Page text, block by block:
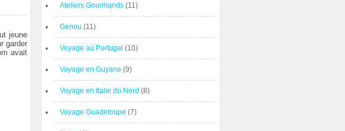
jeune
garder
avait
Ateliers Gourmands (11)
Genou (11)
Voyage au Portugal (10)
Voyage en Guyane (9)
Voyage en Italie du Nord (8)
Voyage Guadeloupe (7)